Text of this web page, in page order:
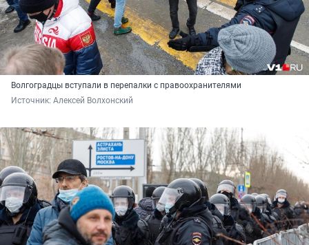
Волгоградцы вступали в перепалки с правоохранителями
Источник: Алексей Волхонский